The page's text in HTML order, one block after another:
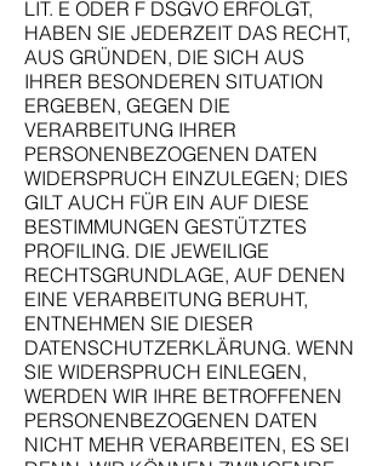
LIT. E ODER F DSGVO ERFOLGT,
HABEN SIE JEDERZEIT DAS RECHT,
AUS GRÜNDEN, DIE SICH AUS
IHRER BESONDEREN SITUATION
ERGEBEN, GEGEN DIE
VERARBEITUNG IHRER
PERSONENBEZOGENEN DATEN
WIDERSPRUCH EINZULEGEN; DIES
GILT AUCH FÜR EIN AUF DIESE
BESTIMMUNGEN GESTÜTZTES
PROFILING. DIE JEWEILIGE
RECHTSGRUNDLAGE, AUF DENEN
EINE VERARBEITUNG BERUHT,
ENTNEHMEN SIE DIESER
DATENSCHUTZERKLÄRUNG. WENN
SIE WIDERSPRUCH EINLEGEN,
WERDEN WIR IHRE BETROFFENEN
PERSONENBEZOGENEN DATEN
NICHT MEHR VERARBEITEN, ES SEI